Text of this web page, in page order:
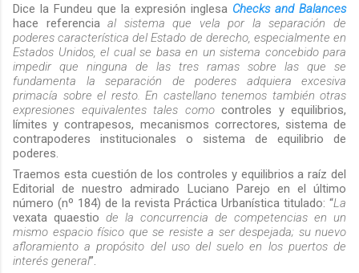
Dice la Fundeu que la expresión inglesa Checks and Balances
hace referenciaal sistema que vela por la separación de
poderes característica del Estado de derecho, especialmente en
Estados Unidos, el cual se basa en un sistema concebido para
impedir que ninguna de las tres ramas sobre las que se
fundamenta la separación de poderes adquiera excesiva
primacía sobre el resto. En castellano tenemos también otras
expresiones equivalentes tales como controles y equilibrios,
límites y contrapesos, mecanismos correctores, sistema de
contrapoderes institucionales o sistema
de equilibrio de
poderes
Traemos esta cuestión de los controles y equilibrios a raíz del
Editorial de nuestro admirado Luciano Parejo en el último
número (nº 184) de la revista Práctica Urbanística titulado: “La
vexata quaestio de la concurrencia de competencias en un
mismo espacio físico que se resiste a ser despejada; su nuevo
afloramiento a propósito del uso del suelo en los puertos de
interés general”.